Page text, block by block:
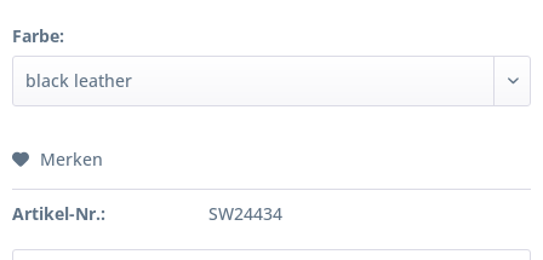
Farbe:
Merken
Artikel-Nr.: SW24434